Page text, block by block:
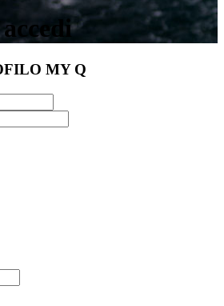
accedi
MY Q